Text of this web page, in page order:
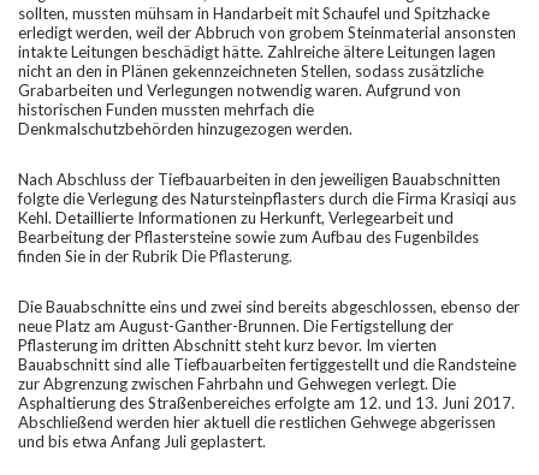
sollten, mussten mühsam in Handarbeit mit Schaufel und Spitzhacke
erledigt werden, weil der Abbruch von grobem Steinmaterial ansonsten
intakte Leitungen beschädigt hätte. Zahlreiche ältere Leitungen lagen
nicht an den in Plänen gekennzeichneten Stellen, sodass zusätzliche
Grabarbeiten und Verlegungen notwendig waren. Aufgrund von
historischen Funden mussten mehrfach die
Denkmalschutzbehörden hinzugezogen werden.
Nach Abschluss der Tiefbauarbeiten in den jeweiligen Bauabschnitten
folgte die Verlegung des Natursteinpflasters durch die Firma Krasiqi aus
Kehl. Detaillierte Informationen zu Herkunft, Verlegearbeit und
Bearbeitung der Pflastersteine sowie zum Aufbau des Fugenbildes
finden Sie in der Rubrik Die Pflasterung.
Die Bauabschnitte eins und zwei sind bereits abgeschlossen, ebenso der
neue Platz am August-Ganther-Brunnen. Die Fertigstellung der
Pflasterung im dritten Abschnitt steht kurz bevor. Im vierten
Bauabschnitt sind alle Tiefbauarbeiten fertiggestellt und die Randsteine
zur Abgrenzung zwischen Fahrbahn und Gehwegen verlegt. Die
Asphaltierung des Straßenbereiches erfolgte am 12. und 13. Juni 2017.
Abschließend werden hier aktuell die restlichen Gehwege abgerissen
und bis etwa Anfang Juli geplastert.